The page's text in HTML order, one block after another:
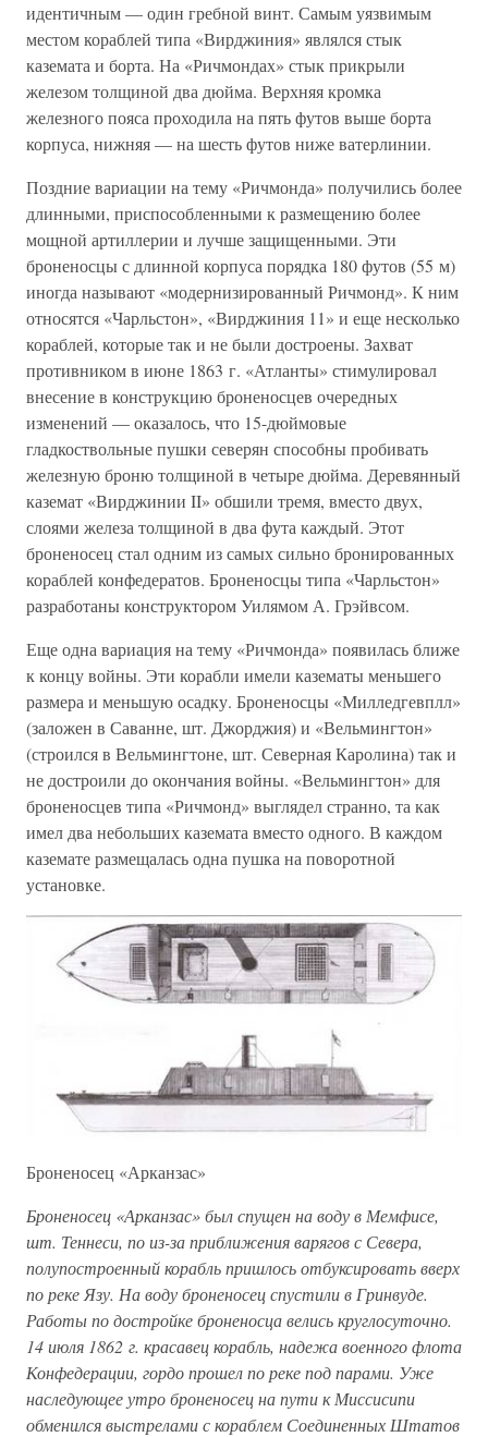
идентичным — один гребной винт. Самым уязвимым
местом кораблей типа «Вирджиния» являлся стык
каземата и борта. На «Ричмондах» стык прикрыли
железом толщиной два дюйма. Верхняя кромка
железного пояса проходила на пять футов выше борта
корпуса, нижняя — на шесть футов ниже ватерлинии.
Поздние вариации на тему «Ричмонда» получились более
длинными, приспособленными к размещению более
мощной артиллерии и лучше защищенными. Эти
броненосцы с длинной корпуса порядка 180 футов (55 м)
иногда называют «модернизированный Ричмонд». К ним
относятся «Чарльстон», «Вирджиния 11» и еще несколько
кораблей, которые так и не были достроены. Захват
противником в июне 1863 г. «Атланты» стимулировал
внесение в конструкцию броненосцев очередных
изменений — оказалось, что 15-дюймовые
гладкоствольные пушки северян способны пробивать
железную броню толщиной в четыре дюйма. Деревянный
каземат «Вирджинии II» обшили тремя, вместо двух,
слоями железа толщиной в два фута каждый. Этот
броненосец стал одним из самых сильно бронированных
кораблей конфедератов. Броненосцы типа «Чарльстон»
разработаны конструктором Уилямом А. Грэйвсом.
Еще одна вариация на тему «Ричмонда» появилась ближе
к концу войны. Эти корабли имели казематы меньшего
размера и меньшую осадку. Броненосцы «Милледгевплл»
(заложен в Саванне, шт. Джорджия) и «Вельмингтон»
(строился в Вельмингтоне, шт. Северная Каролина) так и
не достроили до окончания войны. «Вельмингтон» для
броненосцев типа «Ричмонд» выглядел странно, та как
имел два небольших каземата вместо одного. В каждом
каземате размещалась одна пушка на поворотной
установке.
Броненосец «Арканзас»
Броненосец «Арканзас» был спущен на воду в Мемфисе,
шт. Теннеси, по из-за приближения варягов с Севера,
полупостроенный корабль пришлось отбуксировать вверх
по реке Язу. На воду броненосец спустили в Гринвуде.
Работы по достройке броненосца велись круглосуточно.
14 июля 1862 г. красавец корабль, надежа военного флота
Конфедерации, гордо прошел по реке под парами. Уже
наследующее утро броненосец на пути к Миссисипи
обменился выстрелами с кораблем Соединенных Штатов